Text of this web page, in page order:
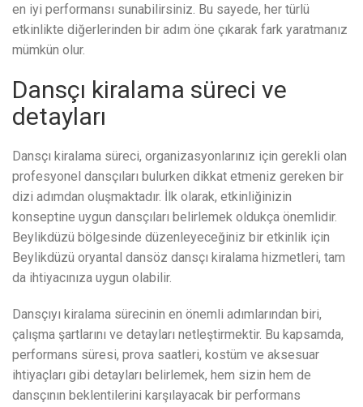
en iyi performansı sunabilirsiniz. Bu sayede, her türlü
etkinlikte diğerlerinden bir adım öne çıkarak fark yaratmanız
mümkün olur.
Dansçı kiralama süreci ve
detayları
Dansçı kiralama süreci, organizasyonlarınız için gerekli olan
profesyonel dansçıları bulurken dikkat etmeniz gereken bir
dizi adımdan oluşmaktadır. İlk olarak, etkinliğinizin
konseptine uygun dansçıları belirlemek oldukça önemlidir.
Beylikdüzü bölgesinde düzenleyeceğiniz bir etkinlik için
Beylikdüzü oryantal dansöz dansçı kiralama hizmetleri, tam
da ihtiyacınıza uygun olabilir.
Dansçıyı kiralama sürecinin en önemli adımlarından biri,
çalışma şartlarını ve detayları netleştirmektir. Bu kapsamda,
performans süresi, prova saatleri, kostüm ve aksesuar
ihtiyaçları gibi detayları belirlemek, hem sizin hem de
dansçının beklentilerini karşılayacak bir performans